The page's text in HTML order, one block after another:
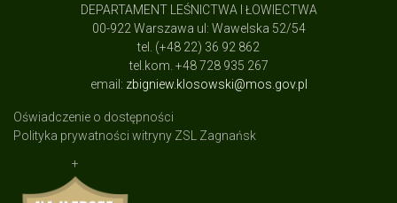
DEPARTAMENT LEŚNICTWA I ŁOWIECTWA
00-922 Warszawa ul: Wawelska 52/54
tel. (+48 22) 36 92 862
tel.kom. +48 728 935 267
email: zbigniew.klosowski@mos.gov.pl
Oświadczenie o dostępności
Polityka prywatności witryny ZSL Zagnańsk
+